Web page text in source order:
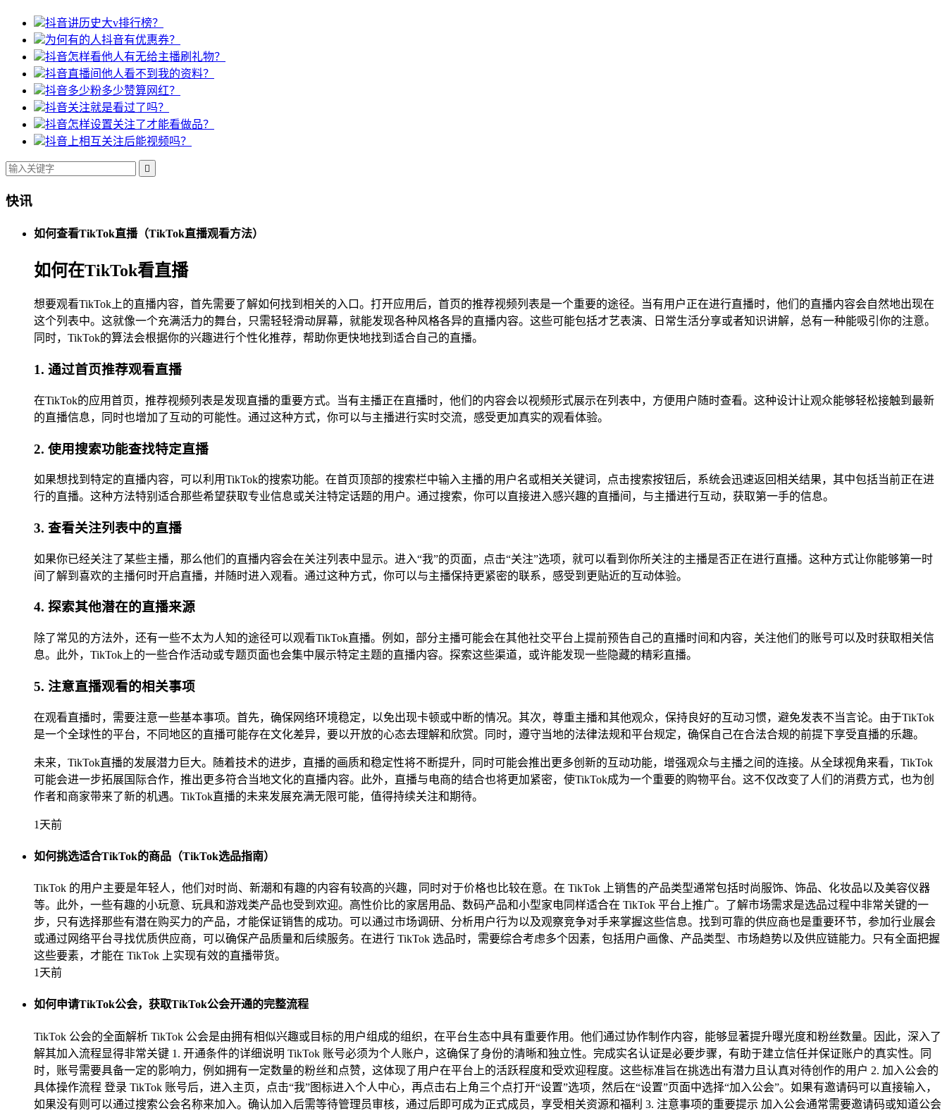
抖音讲历史大v排行榜？
为何有的人抖音有优惠券？
抖音怎样看他人有无给主播刷礼物？
抖音直播间他人看不到我的资料？
抖音多少粉多少赞算网红？
抖音关注就是看过了吗？
抖音怎样设置关注了才能看做品？
抖音上相互关注后能视频吗？

快讯
如何查看TikTok直播（TikTok直播观看方法）
如何在TikTok看直播
想要观看TikTok上的直播内容，首先需要了解如何找到相关的入口。打开应用后，首页的推荐视频列表是一个重要的途径。当有用户正在进行直播时，他们的直播内容会自然地出现在
这个列表中。这就像一个充满活力的舞台，只需轻轻滑动屏幕，就能发现各种风格各异的直播内容。这些可能包括才艺表演、日常生活分享或者知识讲解，总有一种能吸引你的注意。
同时，TikTok的算法会根据你的兴趣进行个性化推荐，帮助你更快地找到适合自己的直播。
1. 通过首页推荐观看直播
在TikTok的应用首页，推荐视频列表是发现直播的重要方式。当有主播正在直播时，他们的内容会以视频形式展示在列表中，方便用户随时查看。这种设计让观众能够轻松接触到最新
的直播信息，同时也增加了互动的可能性。通过这种方式，你可以与主播进行实时交流，感受更加真实的观看体验。
2. 使用搜索功能查找特定直播
如果想找到特定的直播内容，可以利用TikTok的搜索功能。在首页顶部的搜索栏中输入主播的用户名或相关关键词，点击搜索按钮后，系统会迅速返回相关结果，其中包括当前正在进
行的直播。这种方法特别适合那些希望获取专业信息或关注特定话题的用户。通过搜索，你可以直接进入感兴趣的直播间，与主播进行互动，获取第一手的信息。
3. 查看关注列表中的直播
如果你已经关注了某些主播，那么他们的直播内容会在关注列表中显示。进入“我”的页面，点击“关注”选项，就可以看到你所关注的主播是否正在进行直播。这种方式让你能够第一时
间了解到喜欢的主播何时开启直播，并随时进入观看。通过这种方式，你可以与主播保持更紧密的联系，感受到更贴近的互动体验。
4. 探索其他潜在的直播来源
除了常见的方法外，还有一些不太为人知的途径可以观看TikTok直播。例如，部分主播可能会在其他社交平台上提前预告自己的直播时间和内容，关注他们的账号可以及时获取相关信
息。此外，TikTok上的一些合作活动或专题页面也会集中展示特定主题的直播内容。探索这些渠道，或许能发现一些隐藏的精彩直播。
5. 注意直播观看的相关事项
在观看直播时，需要注意一些基本事项。首先，确保网络环境稳定，以免出现卡顿或中断的情况。其次，尊重主播和其他观众，保持良好的互动习惯，避免发表不当言论。由于TikTok
是一个全球性的平台，不同地区的直播可能存在文化差异，要以开放的心态去理解和欣赏。同时，遵守当地的法律法规和平台规定，确保自己在合法合规的前提下享受直播的乐趣。
未来，TikTok直播的发展潜力巨大。随着技术的进步，直播的画质和稳定性将不断提升，同时可能会推出更多创新的互动功能，增强观众与主播之间的连接。从全球视角来看，TikTok
可能会进一步拓展国际合作，推出更多符合当地文化的直播内容。此外，直播与电商的结合也将更加紧密，使TikTok成为一个重要的购物平台。这不仅改变了人们的消费方式，也为创
作者和商家带来了新的机遇。TikTok直播的未来发展充满无限可能，值得持续关注和期待。
1天前
如何挑选适合TikTok的商品（TikTok选品指南）
TikTok 的用户主要是年轻人，他们对时尚、新潮和有趣的内容有较高的兴趣，同时对于价格也比较在意。在 TikTok 上销售的产品类型通常包括时尚服饰、饰品、化妆品以及美容仪器
等。此外，一些有趣的小玩意、玩具和游戏类产品也受到欢迎。高性价比的家居用品、数码产品和小型家电同样适合在 TikTok 平台上推广。了解市场需求是选品过程中非常关键的一
步，只有选择那些有潜在购买力的产品，才能保证销售的成功。可以通过市场调研、分析用户行为以及观察竞争对手来掌握这些信息。找到可靠的供应商也是重要环节，参加行业展会
或通过网络平台寻找优质供应商，可以确保产品质量和后续服务。在进行 TikTok 选品时，需要综合考虑多个因素，包括用户画像、产品类型、市场趋势以及供应链能力。只有全面把握
这些要素，才能在 TikTok 上实现有效的直播带货。
1天前
如何申请TikTok公会，获取TikTok公会开通的完整流程
TikTok 公会的全面解析 TikTok 公会是由拥有相似兴趣或目标的用户组成的组织，在平台生态中具有重要作用。他们通过协作制作内容，能够显著提升曝光度和粉丝数量。因此，深入了
解其加入流程显得非常关键 1. 开通条件的详细说明 TikTok 账号必须为个人账户，这确保了身份的清晰和独立性。完成实名认证是必要步骤，有助于建立信任并保证账户的真实性。同
时，账号需要具备一定的影响力，例如拥有一定数量的粉丝和点赞，这体现了用户在平台上的活跃程度和受欢迎程度。这些标准旨在挑选出有潜力且认真对待创作的用户 2. 加入公会的
具体操作流程 登录 TikTok 账号后，进入主页，点击“我”图标进入个人中心，再点击右上角三个点打开“设置”选项，然后在“设置”页面中选择“加入公会”。如果有邀请码可以直接输入，
如果没有则可以通过搜索公会名称来加入。确认加入后需等待管理员审核，通过后即可成为正式成员，享受相关资源和福利 3. 注意事项的重要提示 加入公会通常需要邀请码或知道公会